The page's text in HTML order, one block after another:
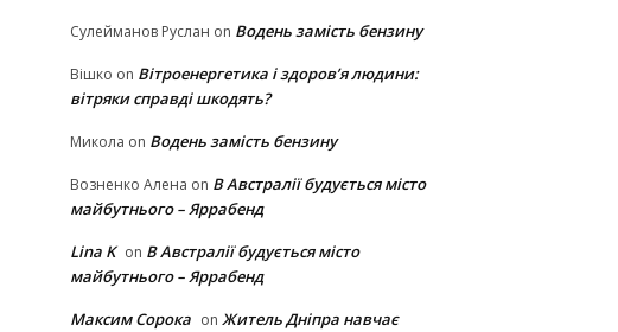
Сулейманов Руслан on Водень замість бензину
Вішко on Вітроенергетика і здоров’я людини:
вітряки cправді шкодять?
Микола on Водень замість бензину
Возненко Алена on В Австралії будується місто
майбутнього – Яррабенд
Lina K on В Австралії будується місто
майбутнього – Яррабенд
Максим Сорока on Житель Дніпра навчає